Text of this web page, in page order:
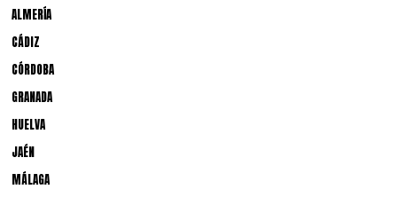
ALMERÍA
CÁDIZ
CÓRDOBA
GRANADA
HUELVA
JAÉN
MÁLAGA